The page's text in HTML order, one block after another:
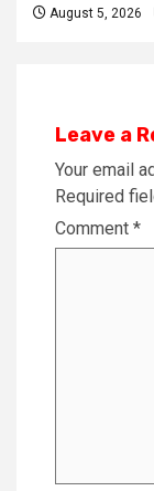
August 5, 2026
Leave a
Your email
Required
Comment *